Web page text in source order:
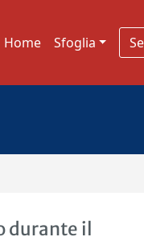
Home Sfoglia
durante il